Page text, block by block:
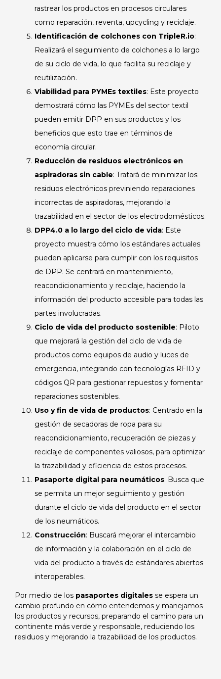
rastrear los productos en procesos circulares
como reparación, reventa, upcycling y reciclaje.
Identificación de colchones con TripleR.io:
Realizará el seguimiento de colchones a lo largo
de su ciclo de vida, lo que facilita su reciclaje y
reutilización.
Viabilidad para PYMEs textiles: Este proyecto
demostrará cómo las PYMEs del sector textil
pueden emitir DPP en sus productos y los
beneficios que esto trae en términos de
economía circular.
Reducción de residuos electrónicos en
aspiradoras sin cable: Tratará de minimizar los
residuos electrónicos previniendo reparaciones
incorrectas de aspiradoras, mejorando la
trazabilidad en el sector de los electrodomésticos.
DPP4.0 a lo largo del ciclo de vida: Este
proyecto muestra cómo los estándares actuales
pueden aplicarse para cumplir con los requisitos
de DPP. Se centrará en mantenimiento,
reacondicionamiento y reciclaje, haciendo la
información del producto accesible para todas las
partes involucradas.
Ciclo de vida del producto sostenible: Piloto
que mejorará la gestión del ciclo de vida de
productos como equipos de audio y luces de
emergencia, integrando con tecnologías RFID y
códigos QR para gestionar repuestos y fomentar
reparaciones sostenibles.
Uso y fin de vida de productos: Centrado en la
gestión de secadoras de ropa para su
reacondicionamiento, recuperación de piezas y
reciclaje de componentes valiosos, para optimizar
la trazabilidad y eficiencia de estos procesos.
Pasaporte digital para neumáticos: Busca que
se permita un mejor seguimiento y gestión
durante el ciclo de vida del producto en el sector
de los neumáticos.
Construcción: Buscará mejorar el intercambio
de información y la colaboración en el ciclo de
vida del producto a través de estándares abiertos
interoperables.
Por medio de los pasaportes digitales se espera un
cambio profundo en cómo entendemos y manejamos
los productos y recursos, preparando el camino para un
continente más verde y responsable, reduciendo los
residuos y mejorando la trazabilidad de los productos.